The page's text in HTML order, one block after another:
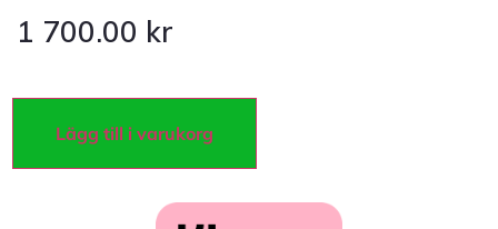
1 700.00 kr
Lägg till i varukorg